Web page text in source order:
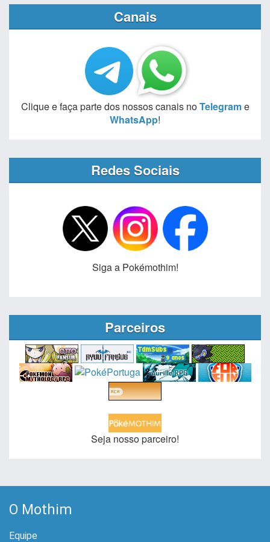
Canais
Clique e faça parte dos nossos canais noTelegrame
WhatsApp!
Redes Sociais
Siga a Pokémothim!
Parceiros
Seja nosso parceiro!
O Mothim
Equipe